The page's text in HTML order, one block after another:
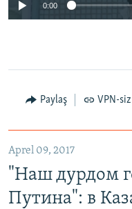
0:00
Paylaş VPN-
Aprel 09, 2017
"Наш дурдом
Путина": в